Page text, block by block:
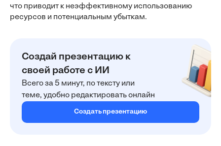
что приводит к неэффективному использованию
ресурсов и потенциальным убыткам.
Создай презентацию к
своей работе с ИИ
Всего за 5 минут, по тексту или
теме, удобно редактировать онлайн
Создать презентацию